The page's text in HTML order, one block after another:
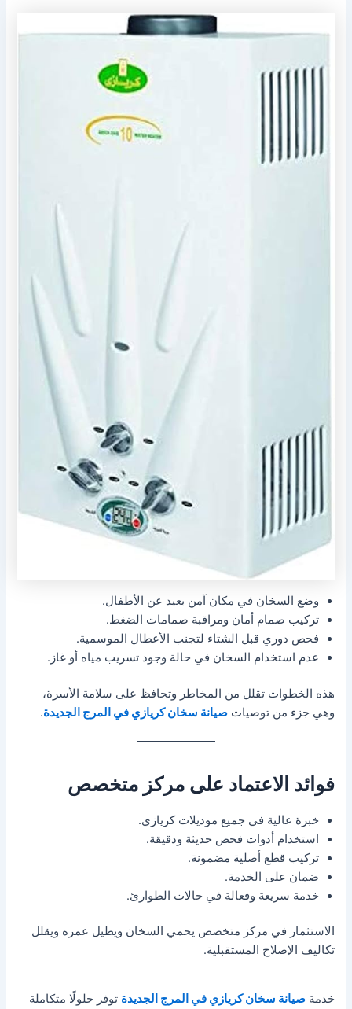
وضع السخان في مكان آمن بعيد عن الأطفال.
تركيب صمام أمان ومراقبة صمامات الضغط.
فحص دوري قبل الشتاء لتجنب الأعطال الموسمية.
عدم استخدام السخان في حالة وجود تسريب مياه أو غاز.
هذه الخطوات تقلل من المخاطر وتحافظ على سلامة الأسرة،
وهي جزء من توصياتصيانة سخان كريازي في المرج الجديدة.
فوائد الاعتماد على مركز متخصص
خبرة عالية في جميع موديلات كريازي.
استخدام أدوات فحص حديثة ودقيقة.
تركيب قطع أصلية مضمونة.
ضمان على الخدمة.
خدمة سريعة وفعالة في حالات الطوارئ.
الاستثمار في مركز متخصص يحمي السخان ويطيل عمره ويقلل
تكاليف الإصلاح المستقبلية.
خدمةصيانة سخان كريازي في المرج الجديدة توفر حلولًا متكاملة